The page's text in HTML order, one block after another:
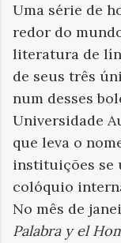
Uma série de
redor do
literatura de
de seus três
num desses
Universidade
que leva o
instituições se
colóquio
No mês de
Palabra y el